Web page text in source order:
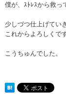
僕が、ｽﾄﾚｽから救っ
少しづつ仕上げてい
これからよろしくです
こうちゅんでした。